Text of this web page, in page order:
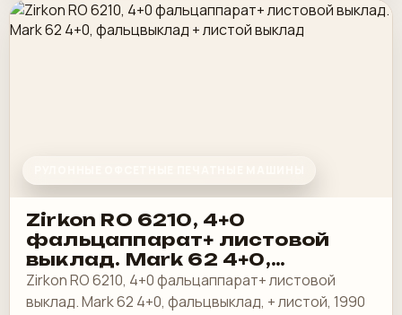
Zirkon RO 6210, 4+0
фальцаппарат+ листовой
выклад. Мark 62 4+0,
фальцвыклад + листой
выклад
Zirkon RO 6210, 4+0 фальцаппарат+ листовой
выклад. Мark 62 4+0, фальцвыклад, + листой, 1990